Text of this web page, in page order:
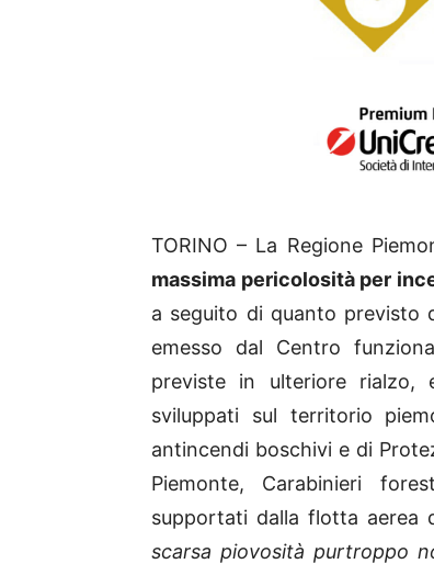
TORINO – La Regione
massima pericolosità per
a seguito di quanto previsto
emesso dal Centro
previste in ulteriore rialzo,
sviluppati sul territorio
antincendi boschivi e di
Piemonte, Carabinieri
supportati dalla flotta aerea
scarsa piovosità purtroppo